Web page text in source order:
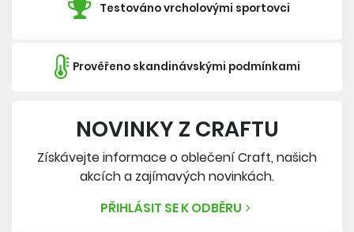
Testováno vrcholovými sportovci
Prověřeno skandinávskými podmínkami
NOVINKY Z CRAFTU
Získávejte informace o oblečení Craft, našich
akcích a zajímavých novinkách.
PŘIHLÁSIT SE K ODBĚRU